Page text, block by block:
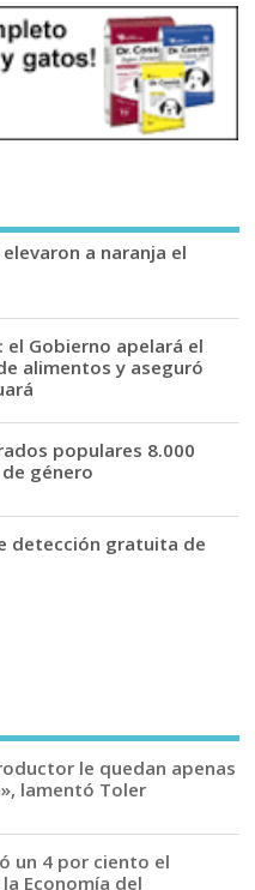
a naranja el
el Gobierno apelará el
alimentos y aseguró
populares 8.000
género
detección gratuita de
le quedan apenas
lamentó Toler
un 4 por ciento el
Economía del